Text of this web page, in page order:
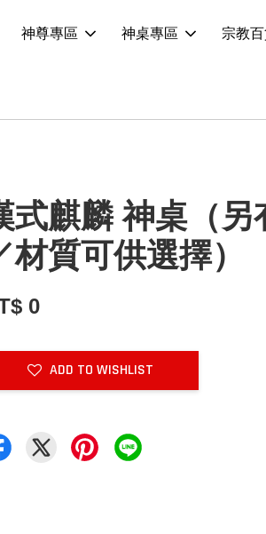
神尊專區 神桌專區 宗教
式麒麟 神桌（另
材質可供選擇）
0
ADD TO WISHLIST